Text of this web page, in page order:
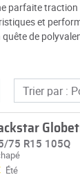
parfaite
et
de
75 R15 105Q
Été